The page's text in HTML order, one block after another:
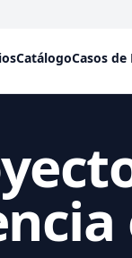
CatálogoCasos de